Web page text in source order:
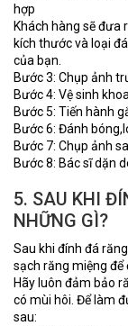
hợp
Khách hàng sẽ đưa
kích thước và loại
của bạn.
Bước 3: Chụp ảnh
Bước 4: Vệ sinh
Bước 5: Tiến hành
Bước 6: Đánh
Bước 7: Chụp ảnh
Bước 8: Bác sĩ dặn
5. SAU KHI
NHỮNG GÌ?
Sau khi đính đá
sạch răng miệng để
Hãy luôn đảm bảo
có mùi hôi. Để làm
sau: